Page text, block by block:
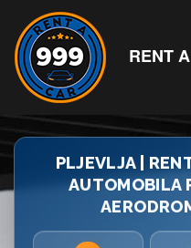
RENT
PLJEVLJA |
AUTOMOBILA